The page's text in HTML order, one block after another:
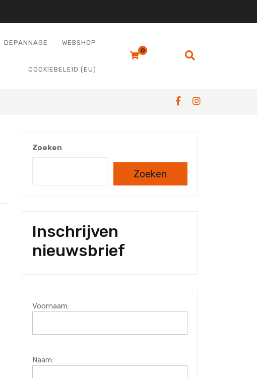
DEPANNAGE WEBSHOP
COOKIEBELEID (EU)
0
Zoeken
Zoeken
Inschrijven
nieuwsbrief
Voornaam:
Naam: